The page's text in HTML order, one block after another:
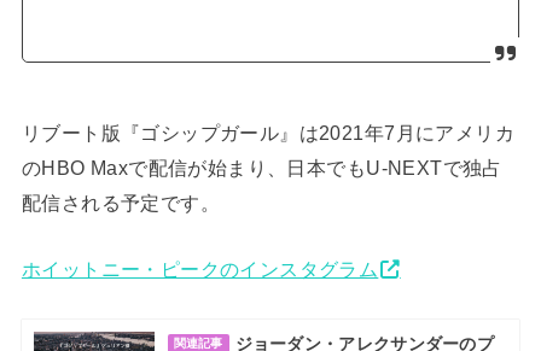
リブート版『ゴシップガール』は2021年7月にアメリカ
のHBO Maxで配信が始まり、日本でもU-NEXTで独占
配信される予定です。
ホイットニー・ピークのインスタグラム
関連記事
ジョーダン・アレクサンダーのプ